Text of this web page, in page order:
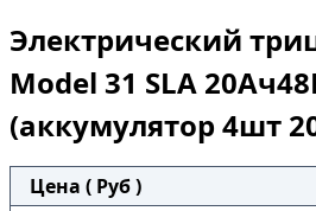
Электрический
Model 31 SLA
(аккумулятор 4шт
Цена ( Руб )